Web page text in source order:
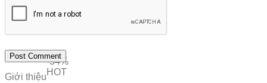
-34%
HOT
Giới thiệu